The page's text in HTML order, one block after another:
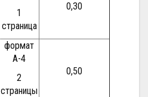
1
страница
0,30
формат
А-4
2
страницы
0,50